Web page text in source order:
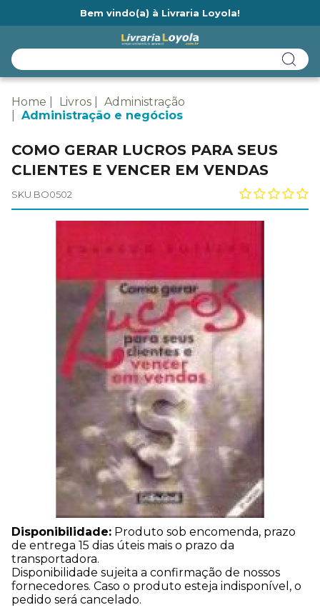
Bem vindo(a) à Livraria Loyola!
Home Livros
Administração
Administração e negócios
COMO GERAR LUCROS PARA SEUS
CLIENTES E VENCER EM VENDAS
SKU BO0502
Disponibilidade: Produto sob encomenda, prazo
de entrega 15 dias úteis mais o prazo da
transportadora.
Disponibilidade sujeita a confirmação de nossos
fornecedores. Caso o produto esteja indisponível, o
pedido será cancelado.